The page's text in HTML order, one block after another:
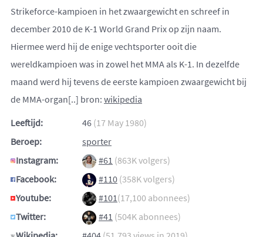
Strikeforce-kampioen in het zwaargewicht en schreef in
december 2010 de K-1 World Grand Prix op zijn naam.
Hiermee werd hij de enige vechtsporter ooit die
wereldkampioen was in zowel het MMA als K-1. In dezelfde
maand werd hij tevens de eerste kampioen zwaargewicht bij
de MMA-organ[..] bron: wikipedia
Leeftijd:
46 (17 May 1980)
Beroep:
sporter
Instagram:
#61 (863K volgers)
Facebook:
#110 (358K volgers)
Youtube:
#101 (17,100 abonnees)
Twitter:
#41 (504K abonnees)